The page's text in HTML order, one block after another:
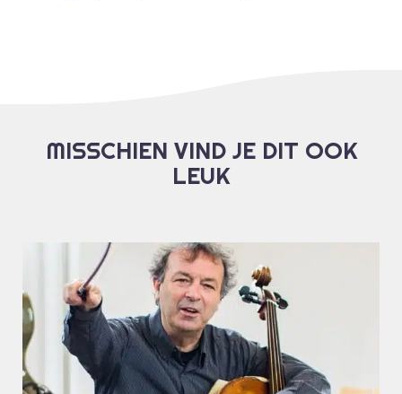
MISSCHIEN VIND JE DIT OOK
LEUK